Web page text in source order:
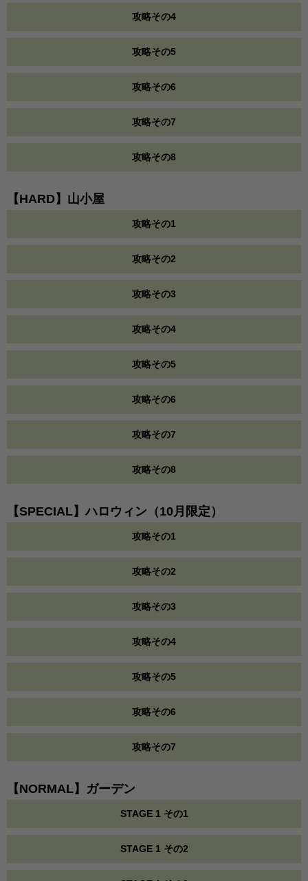
攻略その4
攻略その5
攻略その6
攻略その7
攻略その8
【HARD】山小屋
攻略その1
攻略その2
攻略その3
攻略その4
攻略その5
攻略その6
攻略その7
攻略その8
【SPECIAL】ハロウィン（10月限定）
攻略その1
攻略その2
攻略その3
攻略その4
攻略その5
攻略その6
攻略その7
【NORMAL】ガーデン
STAGE 1 その1
STAGE 1 その2